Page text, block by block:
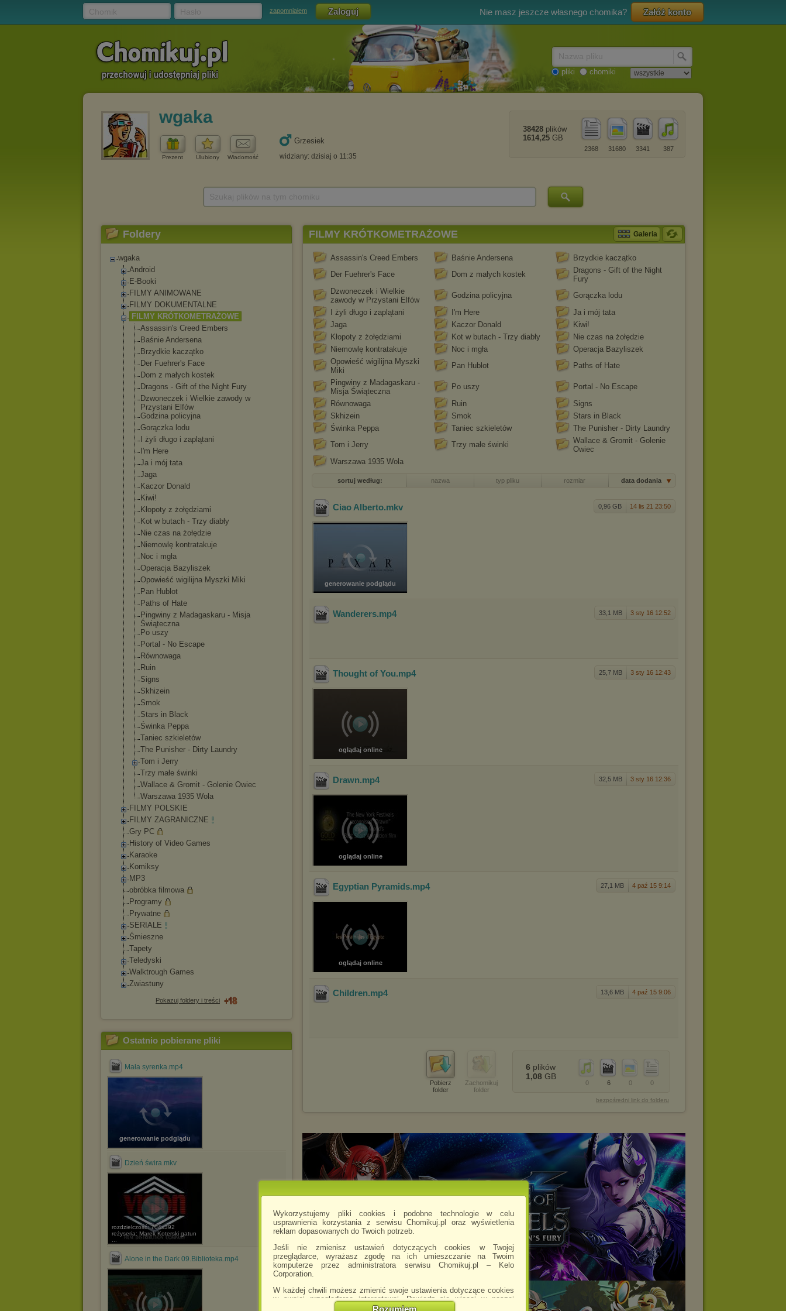
Wykorzystujemy pliki cookies i podobne technologie w celu
usprawnienia korzystania z serwisu Chomikuj.pl oraz wyświetlenia
reklam dopasowanych do Twoich potrzeb.
Jeśli nie zmienisz ustawień dotyczących cookies w Twojej
przeglądarce, wyrażasz zgodę na ich umieszczanie na Twoim
komputerze przez administratora serwisu Chomikuj.pl – Kelo
Corporation.
W każdej chwili możesz zmienić swoje ustawienia dotyczące cookies
w swojej przeglądarce internetowej. Dowiedz się więcej w naszej
http://chomikuj.pl/PolitykaPrywatnosci.aspx
Rozumiem
zapomniałem Nie masz jeszcze własnego chomika? Załóż konto
pliki chomiki
wgaka
Prezent Ulubiony Wiadomość
Grzesiek
widziany: dzisiaj o 11:35
387
3341
31680
2368
38428 plików
1614,25 GB
Foldery
wgaka
Android
E-Booki
FILMY ANIMOWANE
FILMY DOKUMENTALNE
FILMY KRÓTKOMETRAŻOWE
Assassin's Creed Embers
Baśnie Andersena
Brzydkie kaczątko
Der Fuehrer's Face
Dom z małych kostek
Dragons - Gift of the Night Fury
Dzwoneczek i Wielkie zawody w
Przystani Elfów
Godzina policyjna
Gorączka lodu
I żyli długo i zaplątani
I'm Here
Ja i mój tata
Jaga
Kaczor Donald
Kiwi!
Kłopoty z żołędziami
Kot w butach - Trzy diabły
Nie czas na żołędzie
Niemowlę kontratakuje
Noc i mgła
Operacja Bazyliszek
Opowieść wigilijna Myszki Miki
Pan Hublot
Paths of Hate
Pingwiny z Madagaskaru - Misja
Świąteczna
Po uszy
Portal - No Escape
Równowaga
Ruin
Signs
Skhizein
Smok
Stars in Black
Świnka Peppa
Taniec szkieletów
The Punisher - Dirty Laundry
Tom i Jerry
Trzy małe świnki
Wallace & Gromit - Golenie Owiec
Warszawa 1935 Wola
FILMY POLSKIE
FILMY ZAGRANICZNE
Gry PC
History of Video Games
Karaoke
Komiksy
MP3
obróbka filmowa
Programy
Prywatne
SERIALE
Śmieszne
Tapety
Teledyski
Walktrough Games
Zwiastuny
Pokazuj foldery i treści
Ostatnio pobierane pliki
Mała syrenka.mp4
generowanie podglądu
Dzień świra.mkv
rozdzielczość: 704x392
reżyseria: Marek Koterski gatun
Alone in the Dark 09.Biblioteka.mp4
FILMY KRÓTKOMETRAŻOWE Galeria
Assassin's Creed Embers Baśnie Andersena
Brzydkie kaczątko
Der Fuehrer's Face
Dom z małych kostek
Dragons - Gift of the Night
Fury
Dzwoneczek i Wielkie
zawody w Przystani Elfów
Godzina policyjna
Gorączka lodu
I żyli długo i zaplątani
I'm Here
Ja i mój tata
Jaga
Kaczor Donald
Kiwi!
Kłopoty z żołędziami
Kot w butach - Trzy diabły
Nie czas na żołędzie
Niemowlę kontratakuje
Noc i mgła
Operacja Bazyliszek
Opowieść wigilijna Myszki
Miki
Pan Hublot
Paths of Hate
Pingwiny z Madagaskaru -
Misja Świąteczna
Po uszy
Portal - No Escape
Równowaga
Ruin
Signs
Skhizein
Smok
Stars in Black
Świnka Peppa
Taniec szkieletów
The Punisher - Dirty Laundry
Tom i Jerry
Trzy małe świnki
Wallace & Gromit - Golenie
Owiec
Warszawa 1935 Wola
sortuj według: nazwa typ pliku rozmiar data dodania
0,96 GB 14 lis 21 23:50
Ciao Alberto.mkv
generowanie podglądu
33,1 MB 3 sty 16 12:52
Wanderers.mp4
25,7 MB 3 sty 16 12:43
Thought of You.mp4
oglądaj online
32,5 MB 3 sty 16 12:36
Drawn.mp4
oglądaj online
27,1 MB 4 paź 15 9:14
Egyptian Pyramids.mp4
oglądaj online
13,6 MB 4 paź 15 9:06
Children.mp4
Pobierz
folder
Zachomikuj
folder
0
0
6
0
6 plików
1,08 GB
bezpośredni link do folderu